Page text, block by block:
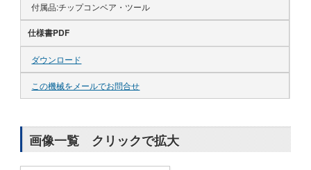
付属品:チップコンベア・ツール
仕様書PDF
ダウンロード
この機械をメールでお問合せ
画像一覧 クリックで拡大